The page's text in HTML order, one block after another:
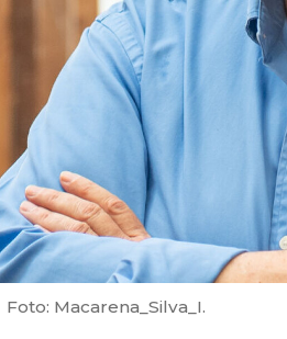
Foto: Macarena_Silva_I.